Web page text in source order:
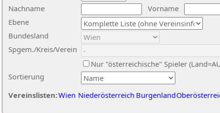
Nachname
Vorname
Ebene
Sortierung
Bundesland
Spgem./Kreis/Verein
Nur "österreichische" Spieler
Vereinslisten:Wien Niederösterreich Burgenland